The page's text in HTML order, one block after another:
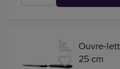
Ouvre-
25 cm